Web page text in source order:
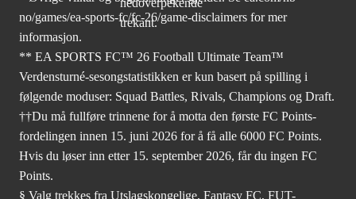
no/games/ea-sports-fc/fc-26/game-disclaimers for mer
informasjon.
** EA SPORTS FC™ 26 Football Ultimate Team™
Verdensturné-sesongstatistikken er kun basert på spilling i
følgende moduser: Squad Battles, Rivals, Champions og Draft.
††Du må fullføre trinnene for å motta den første FC Points-
fordelingen innen 15. juni 2026 for å få alle 6000 FC Points.
Hvis du løser inn etter 15. september 2026, får du ingen FC
Points.
§ Valg trekkes fra Utslagskongelige, Fantasy FC, FUT-